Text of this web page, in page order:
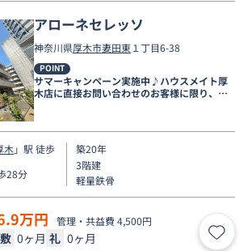
アローネセレッソ
神奈川県厚木市妻田東１丁目6-38
POINT
サマーキャンペーン実施中♪ハウスメイト厚
木店に直接お問い合わせのお客様に限り、９
月末まで家賃無料♪
木」駅 徒歩
28分
築20年
3階建
軽量鉄骨
万円 管理・共益費 4,500円
敷 0ヶ月 礼 0ヶ月 お気